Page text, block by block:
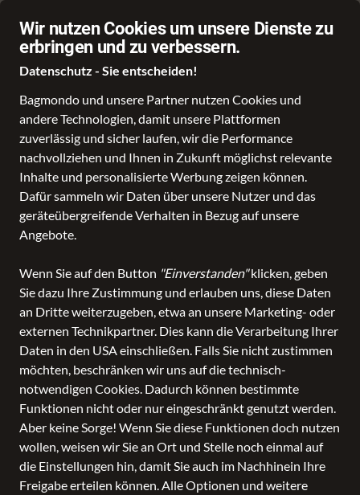
Wir nutzen Cookies um unsere Dienste zu
erbringen und zu verbessern.
Datenschutz - Sie entscheiden!
Bagmondo und unsere Partner nutzen Cookies und
andere Technologien, damit unsere Plattformen
zuverlässig und sicher laufen, wir die Performance
nachvollziehen und Ihnen in Zukunft möglichst relevante
Inhalte und personalisierte Werbung zeigen können.
Dafür sammeln wir Daten über unsere Nutzer und das
geräteübergreifende Verhalten in Bezug auf unsere
Angebote.
Wenn Sie auf den Button "Einverstanden"klicken, geben
Sie dazu Ihre Zustimmung und erlauben uns, diese Daten
an Dritte weiterzugeben, etwa an unsere Marketing- oder
externen Technikpartner. Dies kann die Verarbeitung Ihrer
Daten in den USA einschließen. Falls Sie nicht zustimmen
möchten, beschränken wir uns auf die technisch-
notwendigen Cookies. Dadurch können bestimmte
Funktionen nicht oder nur eingeschränkt genutzt werden.
Aber keine Sorge! Wenn Sie diese Funktionen doch nutzen
wollen, weisen wir Sie an Ort und Stelle noch einmal auf
die Einstellungen hin, damit Sie auch im Nachhinein Ihre
Freigabe erteilen können. Alle Optionen und weitere
Reise Business Freizeit Fashion & Lifestyle
alle
Kategorien
Business Accessoires Mappe
Aktenmappe
Aktenmappe mit Überschlag
Aktenmappe mit Überschlag
ALLE FILTER
SALE Marken Altersgruppe Farbe
46 Produkte